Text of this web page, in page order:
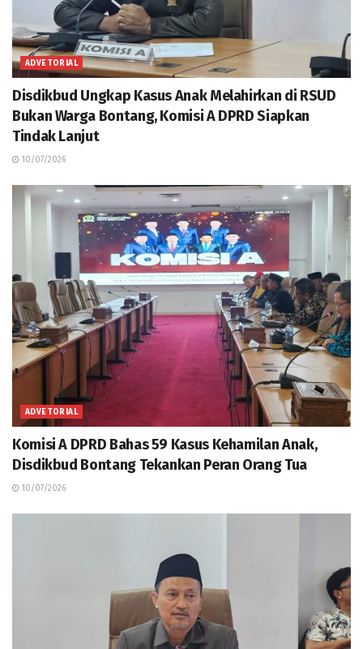
ADVETORIAL
Disdikbud Ungkap Kasus Anak Melahirkan di RSUD
Bukan Warga Bontang, Komisi A DPRD Siapkan
Tindak Lanjut
10/07/2026
ADVETORIAL
Komisi A DPRD Bahas 59 Kasus Kehamilan Anak,
Disdikbud Bontang Tekankan Peran Orang Tua
10/07/2026